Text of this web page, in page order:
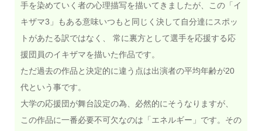
手を染めていく者の心理描写を描いてきましたが、この「イ
キザマ3」もある意味いつもと同じく決して自分達にスポッ
トがあたる訳ではなく、 常に裏方として選手を応援する応
援団員のイキザマを描いた作品です。
ただ過去の作品と決定的に違う点は出演者の平均年齢が20
代という事です。
大学の応援団が舞台設定の為、必然的にそうなりますが、
この作品に一番必要不可欠なのは「エネルギー」です。その